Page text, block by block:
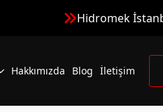
Hidromek
Hakkımızda Blog İletişim